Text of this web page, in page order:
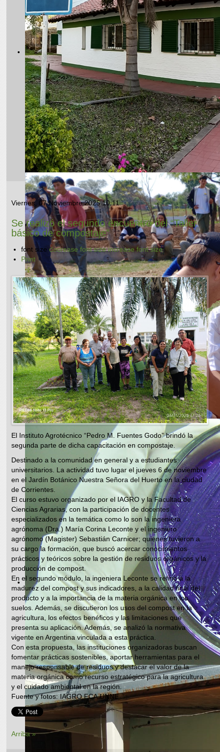
Viernes, 07 Noviembre 2025 10:11
Se realizó el segundo encuentro del “Taller
básico de compostaje”
font size decrease font size increase font size
Print
El Instituto Agrotécnico “Pedro M. Fuentes Godo” brindó la
segunda parte de dicha capacitación en compostaje.
Destinado a la comunidad en general y a estudiantes
universitarios. La actividad tuvo lugar el jueves 6 de noviembre
en el Jardín Botánico Nuestra Señora del Huerto en la ciudad
de Corrientes.
El curso estuvo organizado por el IAGRO y la Facultad de
Ciencias Agrarias, con la participación de docentes
especializados en la temática como lo son la ingeniera
agrónoma (Dra.) María Corina Leconte y el ingeniero
agrónomo (Magister) Sebastián Carnicer; quienes tuvieron a
su cargo la formación, que buscó acercar conocimientos
prácticos y teóricos sobre la gestión de residuos orgánicos y la
producción de compost.
En el segundo módulo, la ingeniera Leconte se refirió a la
madurez del compost y sus indicadores, a la calidad final del
producto y a la importancia de la materia orgánica en los
suelos. Además, se discutieron los usos del compost en la
agricultura, los efectos benéficos y las limitaciones que
presenta su aplicación. Además, se analizó la normativa
vigente en Argentina vinculada a esta práctica.
Con esta propuesta, las instituciones organizadoras buscan
fomentar prácticas sostenibles, aportar herramientas para el
manejo responsable de residuos y destacar el valor de la
materia orgánica como recurso estratégico para la agricultura
y el cuidado ambiental en la región.
Fuente y fotos: IAGRO.FCA.UNNE.
Arriba »